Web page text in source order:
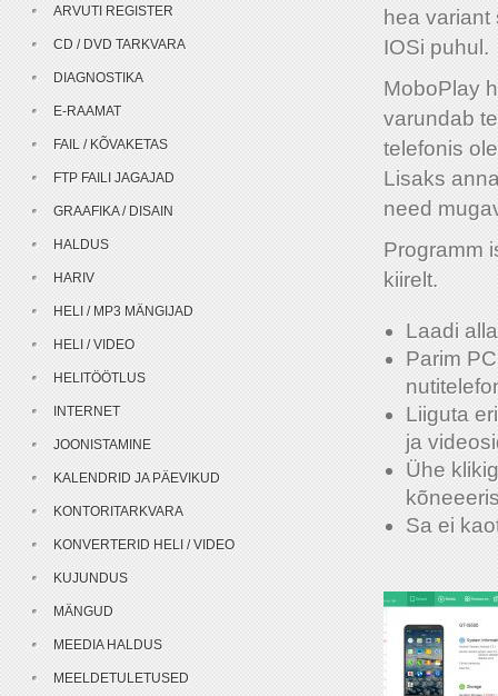
hea
IOSi puhul.
MoboPlay
varundab
telefonis
Lisaks
need
Programm
kiirelt.
Laadi
Parim
Liiguta
ja
Ühe
Sa ei
ARVUTI REGISTER
CD / DVD TARKVARA
DIAGNOSTIKA
E-RAAMAT
FAIL / KÕVAKETAS
FTP FAILI JAGAJAD
GRAAFIKA / DISAIN
HALDUS
HARIV
HELI / MP3 MÄNGIJAD
HELI / VIDEO
HELITÖÖTLUS
INTERNET
JOONISTAMINE
KALENDRID JA PÄEVIKUD
KONTORITARKVARA
KONVERTERID HELI / VIDEO
KUJUNDUS
MÄNGUD
MEEDIA HALDUS
MEELDETULETUSED